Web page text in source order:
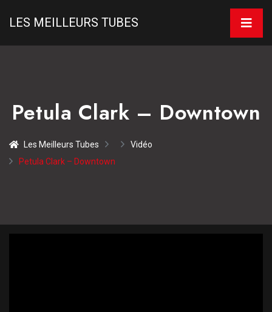
LES MEILLEURS TUBES
Petula Clark – Downtown
Les Meilleurs Tubes
Vidéo
Petula Clark – Downtown